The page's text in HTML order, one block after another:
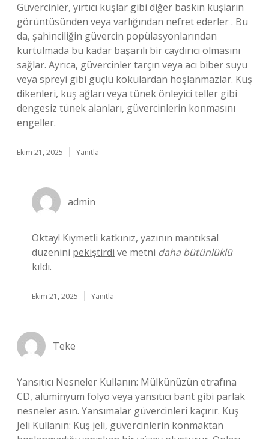
Güvercinler, yırtıcı kuşlar gibi diğer baskın kuşların
görüntüsünden veya varlığından nefret ederler . Bu
da, şahinciliğin güvercin popülasyonlarından
kurtulmada bu kadar başarılı bir caydırıcı olmasını
sağlar. Ayrıca, güvercinler tarçın veya acı biber suyu
veya spreyi gibi güçlü kokulardan hoşlanmazlar. Kuş
dikenleri, kuş ağları veya tünek önleyici teller gibi
dengesiz tünek alanları, güvercinlerin konmasını
engeller.
Ekim 21, 2025 Yanıtla
admin
Oktay! Kıymetli katkınız, yazının mantıksal
düzenini pekiştirdi ve metni daha bütünlüklü
kıldı.
Ekim 21, 2025 Yanıtla
Teke
Yansıtıcı Nesneler Kullanın: Mülkünüzün etrafına
CD, alüminyum folyo veya yansıtıcı bant gibi parlak
nesneler asın. Yansımalar güvercinleri kaçırır. Kuş
Jeli Kullanın: Kuş jeli, güvercinlerin konmaktan